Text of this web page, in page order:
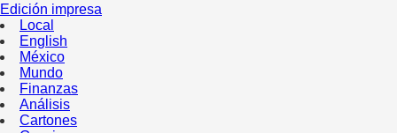
Edición impresa
Local
English
México
Mundo
Finanzas
Análisis
Cartones